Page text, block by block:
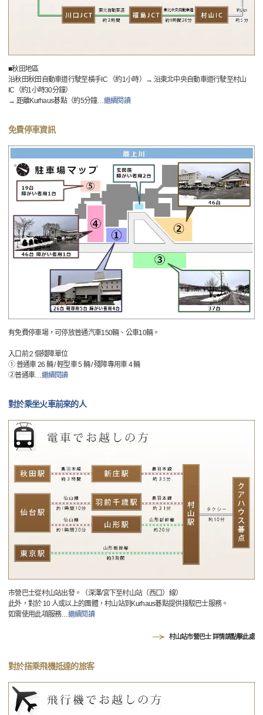
■秋田地區
沿秋田秋田自動車道行駛至橫手IC （約1小時）→ 沿東北中央自動車道行駛至村山
IC（約1小時30分鐘）
→ 距離Kurhaus碁點（約5分鐘…繼續閱讀
免費停車資訊
有免費停車場，可停放普通汽車150輛、公車10輛。
入口前:2 個殘障單位
① 普通車 26 輛 / 輕型車 5 輛 / 殘障專用車 4 輛
②普通車…繼續閱讀
對於乘坐火車前來的人
市營巴士從村山站出發。（深澤/宮下至村山站（西口）線）
此外，對於 10 人或以上的團體，村山站到Kurhaus碁點提供接駁巴士服務。
如需使用此項服務…繼續閱讀
村山站市營巴士 詳情請點擊此處
對於搭乘飛機抵達的旅客